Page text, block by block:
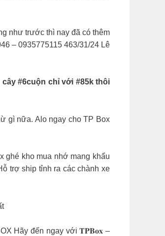
như trước thì nay đã có thêm
– 0935775115 463/31/24 Lê
#6cuộn chỉ với #85k thôi
gì nữa. Alo ngay cho TP Box
ghé kho mua nhớ mang khẩu
trợ ship tỉnh ra các chành xe
Hãy đến ngay với 𝐓𝐏𝐁𝐨𝐱 –